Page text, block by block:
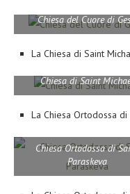
Chiesa del Cuore di
La Chiesa di Saint
Chiesa di Saint
La Chiesa Ortodossa di
Chiesa Ortodossa di
Paraskeva